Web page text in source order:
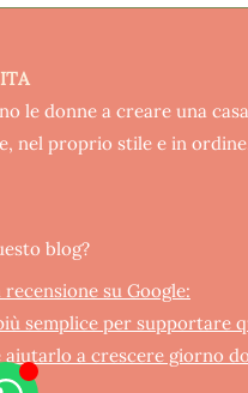
le donne a creare una casa
nel proprio stile e in
blog?
recensione su Google:
semplice per supportare
a crescere giorno